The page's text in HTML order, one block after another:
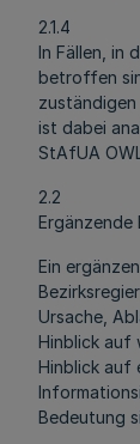
2.1.4
In Fällen, in
betroffen
zuständigen
ist dabei
StAfUA
2.2
Ein
Ursache,
Hinblick auf
Hinblick auf
Bedeutung